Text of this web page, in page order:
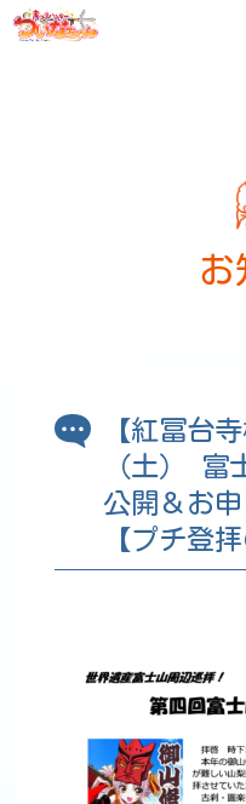
お
【紅冨台
（土） 富
公開＆お
【プチ登